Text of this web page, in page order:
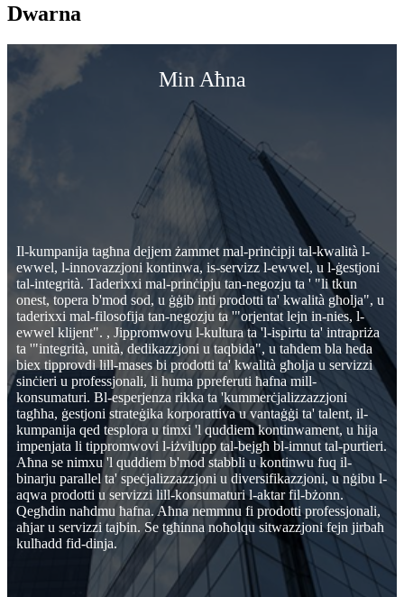
Dwarna
Min Aħna
Il-kumpanija tagħna dejjem żammet mal-prinċipji tal-kwalità l-
ewwel, l-innovazzjoni kontinwa, is-servizz l-ewwel, u l-ġestjoni
tal-integrità. Taderixxi mal-prinċipju tan-negozju ta ' "li tkun
onest, topera b'mod sod, u ġġib inti prodotti ta' kwalità għolja", u
taderixxi mal-filosofija tan-negozju ta '"orjentat lejn in-nies, l-
ewwel klijent". , Jippromwovu l-kultura ta 'l-ispirtu ta' intrapriża
ta '"integrità, unità, dedikazzjoni u taqbida", u taħdem bla heda
biex tipprovdi lill-mases bi prodotti ta' kwalità għolja u servizzi
sinċieri u professjonali, li huma ppreferuti ħafna mill-
konsumaturi. Bl-esperjenza rikka ta 'kummerċjalizzazzjoni
tagħha, ġestjoni strateġika korporattiva u vantaġġi ta' talent, il-
kumpanija qed tesplora u timxi 'l quddiem kontinwament, u hija
impenjata li tippromwovi l-iżvilupp tal-bejgħ bl-imnut tal-purtieri.
Aħna se nimxu 'l quddiem b'mod stabbli u kontinwu fuq il-
binarju parallel ta' speċjalizzazzjoni u diversifikazzjoni, u nġibu l-
aqwa prodotti u servizzi lill-konsumaturi l-aktar fil-bżonn.
Qegħdin naħdmu ħafna. Aħna nemmnu fi prodotti professjonali,
aħjar u servizzi tajbin. Se tgħinna noħolqu sitwazzjoni fejn jirbaħ
kulħadd fid-dinja.